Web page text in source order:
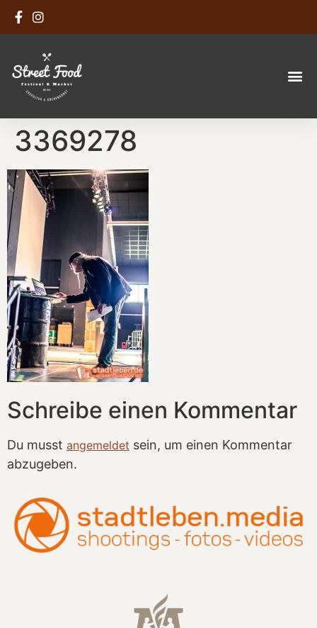
3369278
Schreibe einen Kommentar
Du musst angemeldet sein, um einen Kommentar
abzugeben.